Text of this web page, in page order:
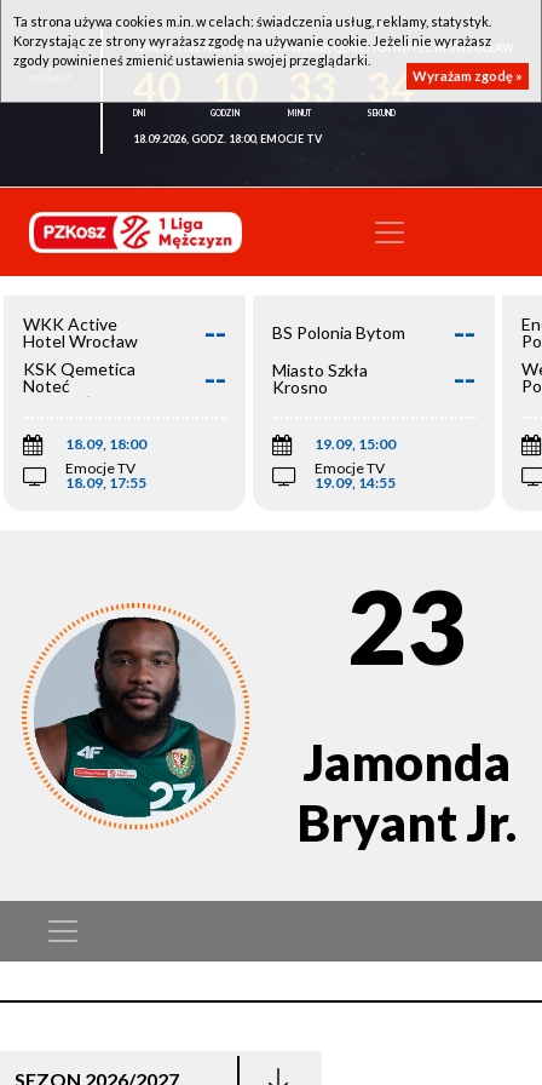
WKK ACTIVE HOTEL WROCŁAW - KSK QEMETICA NOTEĆ INOWROCŁAW
33
18.09.2026, GODZ. 18:00, EMOCJE TV
WKK Active
Hotel Wrocław
--
KSK Qemetica
Noteć
Inowrocław
--
18.09, 18:00
Emocje TV
18.09, 17:55
BS Polonia Bytom --
Miasto Szkła
Krosno
--
19.09, 15:00
Emocje TV
19.09, 14:55
23
Jamonda
Bryant Jr.
SEZON 2026/2027
Ta strona używa cookies m.in. w celach: świadczenia usług, reklamy, statystyk.
Korzystając ze strony wyrażasz zgodę na używanie cookie. Jeżeli nie wyrażasz
zgody powinieneś zmienić ustawienia swojej przeglądarki.
Wyrażam zgodę »